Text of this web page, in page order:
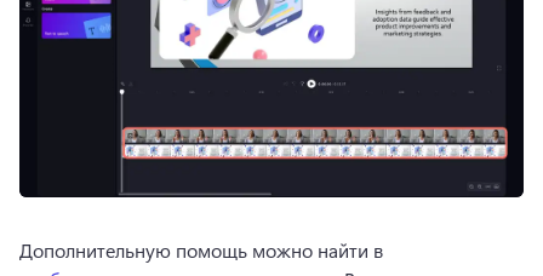
Дополнительную помощь можно найти в